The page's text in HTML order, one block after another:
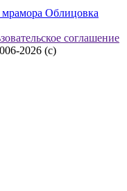
Облицовка
соглашение
2026 (с)